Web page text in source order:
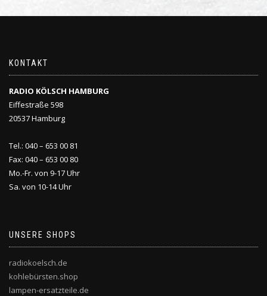
KONTAKT
RADIO KÖLSCH HAMBURG
Eiffestraße 598
20537 Hamburg
Tel.: 040 – 653 00 81
Fax: 040 – 653 00 80
Mo.-Fr. von 9-17 Uhr
Sa. von 10-14 Uhr
UNSERE SHOPS
radiokoelsch.de
kohlebürsten.shop
lampen-ersatzteile.de